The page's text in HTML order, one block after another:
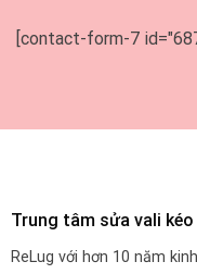
[contact-form-7
Trung tâm sửa vali
ReLug với hơn 10 năm